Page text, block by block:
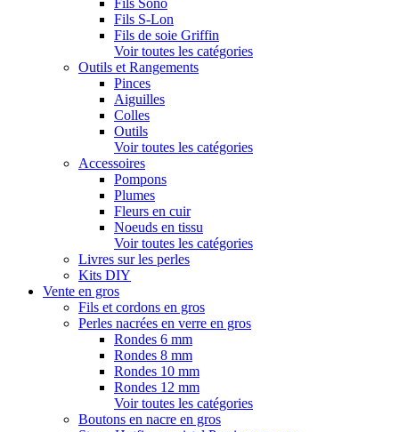
Fils Sono
Fils S-Lon
Fils de soie Griffin
Voir toutes les catégories
Outils et Rangements
Pinces
Aiguilles
Colles
Outils
Voir toutes les catégories
Accessoires
Pompons
Plumes
Fleurs en cuir
Noeuds en tissu
Voir toutes les catégories
Livres sur les perles
Kits DIY
Vente en gros
Fils et cordons en gros
Perles nacrées en verre en gros
Rondes 6 mm
Rondes 8 mm
Rondes 10 mm
Rondes 12 mm
Voir toutes les catégories
Boutons en nacre en gros